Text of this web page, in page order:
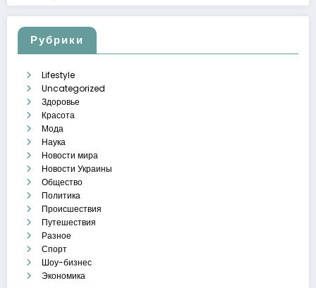
Рубрики
Lifestyle
Uncategorized
Здоровье
Красота
Мода
Наука
Новости мира
Новости Украины
Общество
Политика
Происшествия
Путешествия
Разное
Спорт
Шоу-бизнес
Экономика